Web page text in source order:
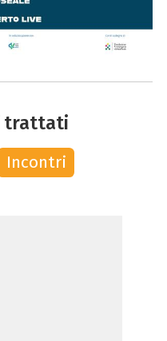
trattati
Incontri